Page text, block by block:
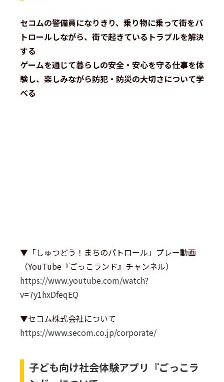
セコムの警備員になりきり、乗り物に乗って街をパ
トロールしながら、街で起きているトラブルを解決
する
ゲームを通じて暮らしの安全・安心を守る仕事を体
験し、楽しみながら防犯・防災の大切さについて学
べる
▼「しゅつどう！まちのパトロール」プレー動画
（YouTube『ごっこランド』チャンネル）
https://www.youtube.com/watch?
v=7y1hxDfeqEQ
▼セコム株式会社について
https://www.secom.co.jp/corporate/
子ども向け社会体験アプリ『ごっこラ